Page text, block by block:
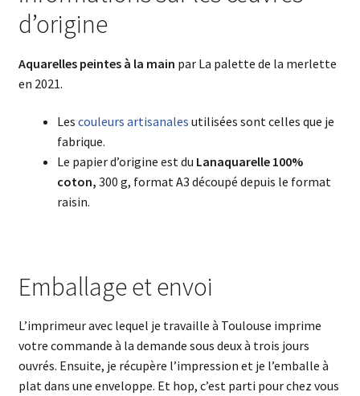
d’origine
Aquarelles peintes à la main par La palette de la merlette
en 2021.
Les couleurs artisanales utilisées sont celles que je
fabrique.
Le papier d’origine est du Lanaquarelle 100%
coton, 300 g, format A3 découpé depuis le format
raisin.
Emballage et envoi
L’imprimeur avec lequel je travaille à Toulouse imprime
votre commande à la demande sous deux à trois jours
ouvrés. Ensuite, je récupère l’impression et je l’emballe à
plat dans une enveloppe. Et hop, c’est parti pour chez vous